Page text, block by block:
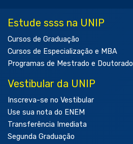
Estude ssss na UNIP
Cursos de Graduação
Cursos de Especialização e MBA
Programas de Mestrado e Doutorado
Vestibular da UNIP
Inscreva-se no Vestibular
Use sua nota do ENEM
Transferência Imediata
Segunda Graduação